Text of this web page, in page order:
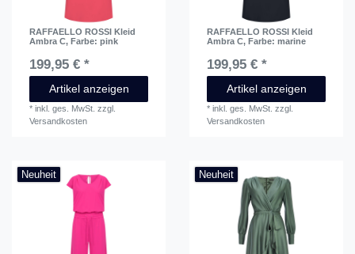
RAFFAELLO ROSSI Kleid
Ambra C, Farbe: pink
199,95 € *
Artikel anzeigen
*inkl. ges. MwSt. zzgl.
Versandkosten
RAFFAELLO ROSSI Kleid
Ambra C, Farbe: marine
199,95 € *
Artikel anzeigen
*inkl. ges. MwSt. zzgl.
Versandkosten
Neuheit Neuheit